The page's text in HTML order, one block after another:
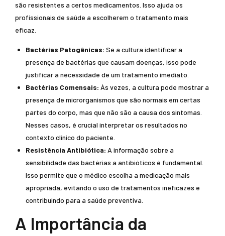
são resistentes a certos medicamentos. Isso ajuda os
profissionais de saúde a escolherem o tratamento mais
eficaz.
Bactérias Patogênicas: Se a cultura identificar a
presença de bactérias que causam doenças, isso pode
justificar a necessidade de um tratamento imediato.
Bactérias Comensais: Às vezes, a cultura pode mostrar a
presença de microrganismos que são normais em certas
partes do corpo, mas que não são a causa dos sintomas.
Nesses casos, é crucial interpretar os resultados no
contexto clínico do paciente.
Resistência Antibiótica: A informação sobre a
sensibilidade das bactérias a antibióticos é fundamental.
Isso permite que o médico escolha a medicação mais
apropriada, evitando o uso de tratamentos ineficazes e
contribuindo para a saúde preventiva.
A Importância da